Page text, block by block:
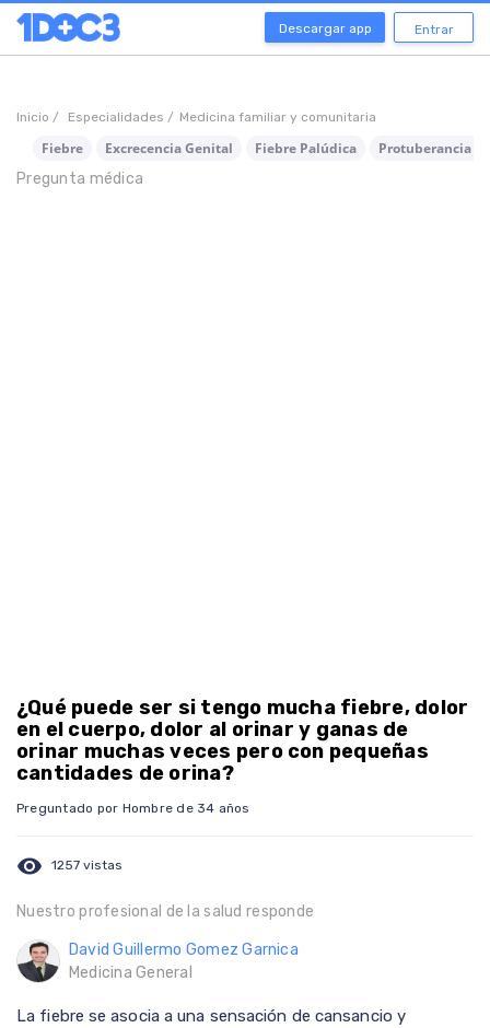
Descargar app Entrar
Inicio / Especialidades / Medicina familiar y comunitaria
Fiebre Excrecencia Genital Fiebre Palúdica
Protuberancia
Pregunta médica
¿Qué puede ser si tengo mucha fiebre, dolor
en el cuerpo, dolor al orinar y ganas de
orinar muchas veces pero con pequeñas
cantidades de orina?
Preguntado por Hombre de 34 años
visibility 1257 vistas
Nuestro profesional de la salud responde
David Guillermo Gomez Garnica
Medicina General
La fiebre se asocia a una sensación de cansancio y